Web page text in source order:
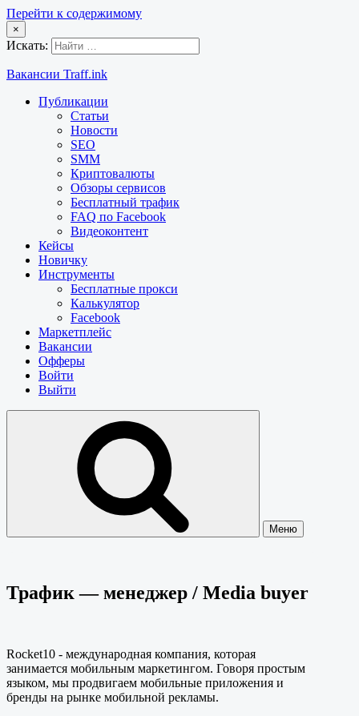
Перейти к содержимому
×
Искать:
Вакансии Traff.ink
Публикации
Статьи
Новости
SEO
SMM
Криптовалюты
Обзоры сервисов
Бесплатный трафик
FAQ по Facebook
Видеоконтент
Кейсы
Новичку
Инструменты
Бесплатные прокси
Калькулятор
Facebook
Маркетплейс
Вакансии
Офферы
Войти
Выйти
Меню
Трафик — менеджер / Media buyer
Rocket10 - международная компания, которая
занимается мобильным маркетингом. Говоря простым
языком, мы продвигаем мобильные приложения и
бренды на рынке мобильной рекламы.